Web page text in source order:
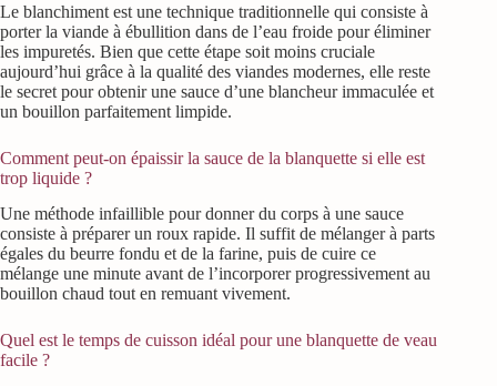
Le blanchiment est une technique traditionnelle qui consiste à
porter la viande à ébullition dans de l’eau froide pour éliminer
les impuretés. Bien que cette étape soit moins cruciale
aujourd’hui grâce à la qualité des viandes modernes, elle reste
le secret pour obtenir une sauce d’une blancheur immaculée et
un bouillon parfaitement limpide.
Comment peut-on épaissir la sauce de la blanquette si elle est
trop liquide ?
Une méthode infaillible pour donner du corps à une sauce
consiste à préparer un roux rapide. Il suffit de mélanger à parts
égales du beurre fondu et de la farine, puis de cuire ce
mélange une minute avant de l’incorporer progressivement au
bouillon chaud tout en remuant vivement.
Quel est le temps de cuisson idéal pour une blanquette de veau
facile ?